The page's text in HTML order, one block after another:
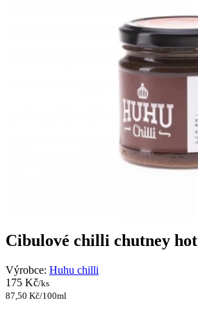
Cibulové chilli chutney hot
Výrobce: Huhu chilli
175 Kč/ks
87,50 Kč/100ml